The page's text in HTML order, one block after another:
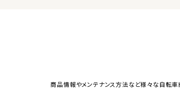
商品情報やメンテナンス方法など様々な自転車